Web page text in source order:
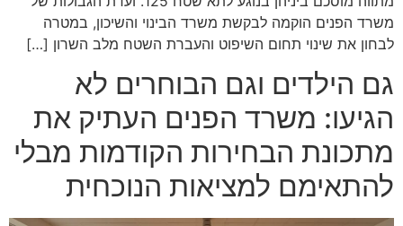
משרד הפנים הוקמה לבקשת משרד הבינוי והשיכון, במטרה
לבחון את שינוי תחום השיפוט והעברת השטח מלב השרון […]
גם הילדים וגם הבוחרים לא
הגיעו: משרד הפנים העתיק את
מתכונת הבחירות הקודמות מבלי
להתאימם למציאות הנוכחית